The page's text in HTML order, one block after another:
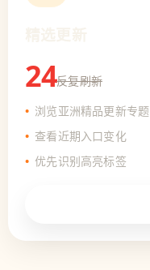
24反复刷新
浏览亚洲精品更新专题
查看近期入口变化
优先识别高亮标签